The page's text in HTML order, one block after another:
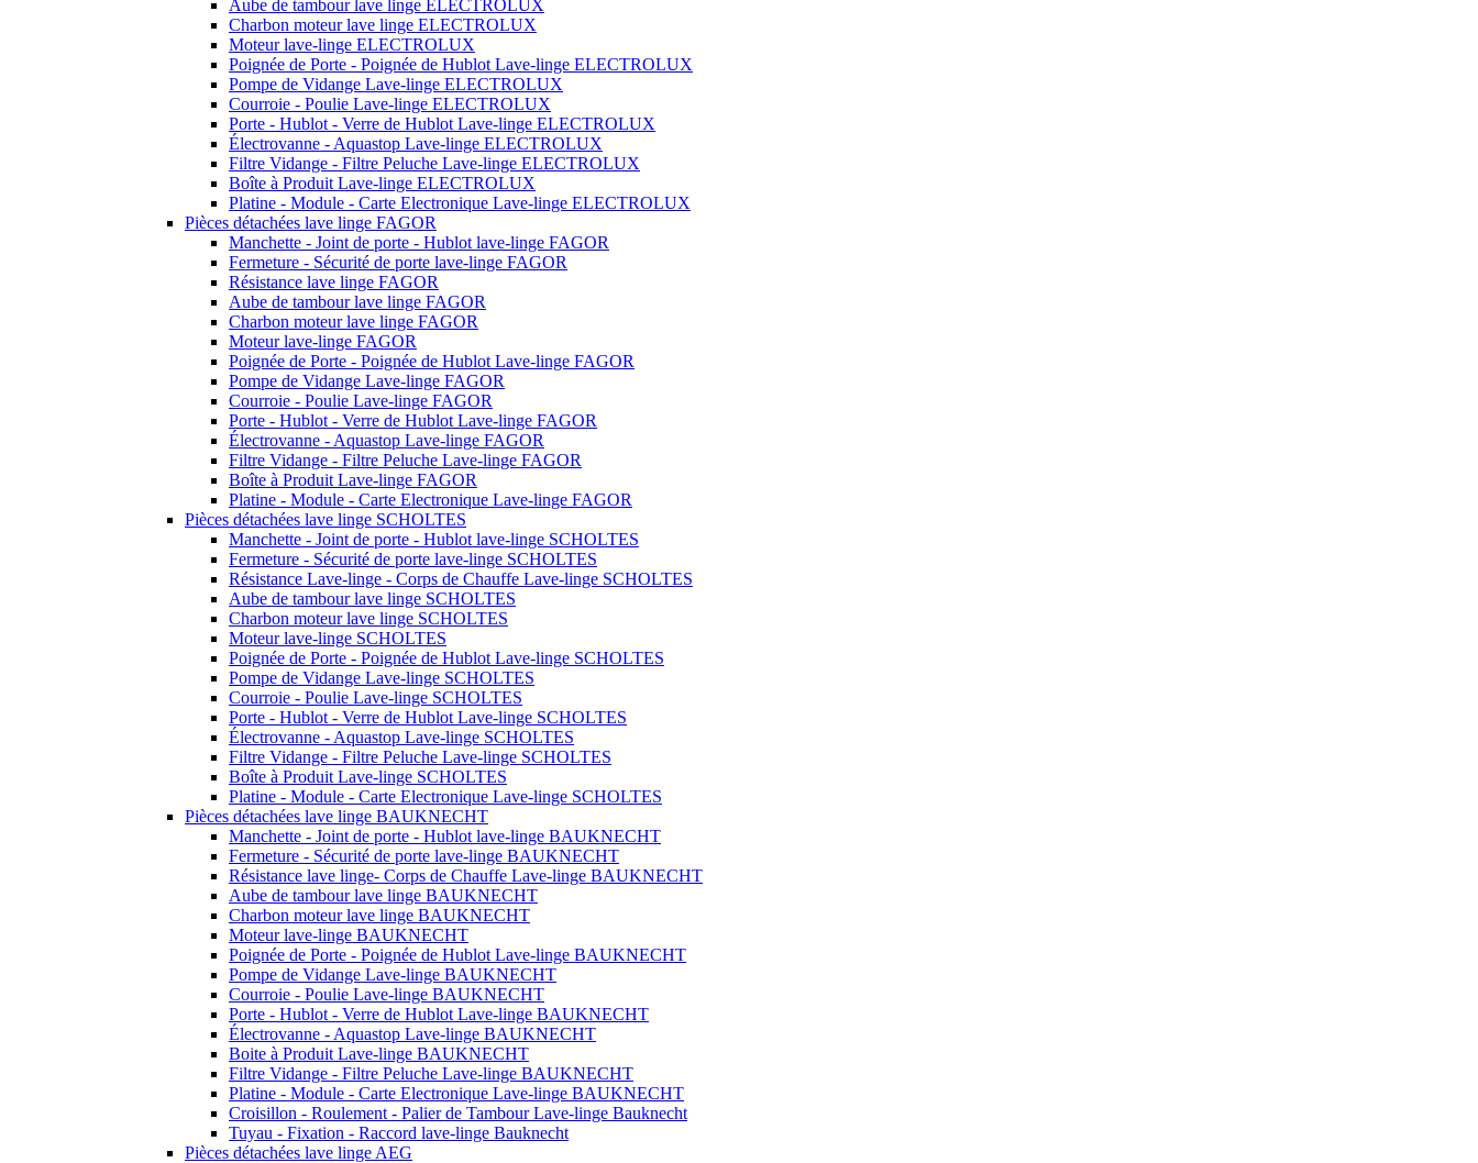
Aube de tambour lave linge ELECTROLUX
Charbon moteur lave linge ELECTROLUX
Moteur lave-linge ELECTROLUX
Poignée de Porte - Poignée de Hublot Lave-linge ELECTROLUX
Pompe de Vidange Lave-linge ELECTROLUX
Courroie - Poulie Lave-linge ELECTROLUX
Porte - Hublot - Verre de Hublot Lave-linge ELECTROLUX
Électrovanne - Aquastop Lave-linge ELECTROLUX
Filtre Vidange - Filtre Peluche Lave-linge ELECTROLUX
Boîte à Produit Lave-linge ELECTROLUX
Platine - Module - Carte Electronique Lave-linge ELECTROLUX
Pièces détachées lave linge FAGOR
Manchette - Joint de porte - Hublot lave-linge FAGOR
Fermeture - Sécurité de porte lave-linge FAGOR
Résistance lave linge FAGOR
Aube de tambour lave linge FAGOR
Charbon moteur lave linge FAGOR
Moteur lave-linge FAGOR
Poignée de Porte - Poignée de Hublot Lave-linge FAGOR
Pompe de Vidange Lave-linge FAGOR
Courroie - Poulie Lave-linge FAGOR
Porte - Hublot - Verre de Hublot Lave-linge FAGOR
Électrovanne - Aquastop Lave-linge FAGOR
Filtre Vidange - Filtre Peluche Lave-linge FAGOR
Boîte à Produit Lave-linge FAGOR
Platine - Module - Carte Electronique Lave-linge FAGOR
Pièces détachées lave linge SCHOLTES
Manchette - Joint de porte - Hublot lave-linge SCHOLTES
Fermeture - Sécurité de porte lave-linge SCHOLTES
Résistance Lave-linge - Corps de Chauffe Lave-linge SCHOLTES
Aube de tambour lave linge SCHOLTES
Charbon moteur lave linge SCHOLTES
Moteur lave-linge SCHOLTES
Poignée de Porte - Poignée de Hublot Lave-linge SCHOLTES
Pompe de Vidange Lave-linge SCHOLTES
Courroie - Poulie Lave-linge SCHOLTES
Porte - Hublot - Verre de Hublot Lave-linge SCHOLTES
Électrovanne - Aquastop Lave-linge SCHOLTES
Filtre Vidange - Filtre Peluche Lave-linge SCHOLTES
Boîte à Produit Lave-linge SCHOLTES
Platine - Module - Carte Electronique Lave-linge SCHOLTES
Pièces détachées lave linge BAUKNECHT
Manchette - Joint de porte - Hublot lave-linge BAUKNECHT
Fermeture - Sécurité de porte lave-linge BAUKNECHT
Résistance lave linge- Corps de Chauffe Lave-linge BAUKNECHT
Aube de tambour lave linge BAUKNECHT
Charbon moteur lave linge BAUKNECHT
Moteur lave-linge BAUKNECHT
Poignée de Porte - Poignée de Hublot Lave-linge BAUKNECHT
Pompe de Vidange Lave-linge BAUKNECHT
Courroie - Poulie Lave-linge BAUKNECHT
Porte - Hublot - Verre de Hublot Lave-linge BAUKNECHT
Électrovanne - Aquastop Lave-linge BAUKNECHT
Boite à Produit Lave-linge BAUKNECHT
Filtre Vidange - Filtre Peluche Lave-linge BAUKNECHT
Platine - Module - Carte Electronique Lave-linge BAUKNECHT
Croisillon - Roulement - Palier de Tambour Lave-linge Bauknecht
Tuyau - Fixation - Raccord lave-linge Bauknecht
Pièces détachées lave linge AEG